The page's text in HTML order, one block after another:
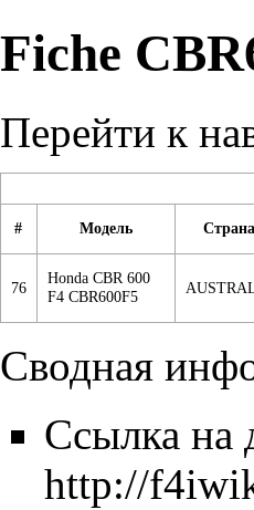
Fiche
Перейти к
# Модель Страна
76
Honda CBR 600
F4 CBR600F5
Сводная
Ссылка на
http://